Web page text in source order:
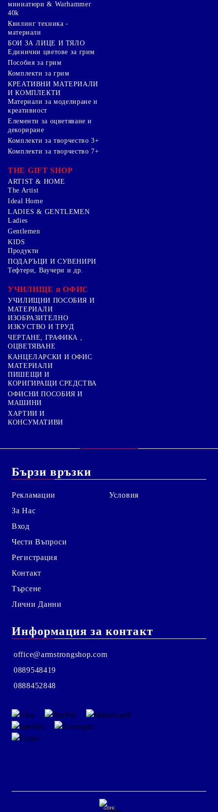
миниатюри & Warhammer
40k
Квилинг техника -
материали
БОИ ЗА ЛИЦЕ И ТЯЛО
Единични цветове за грим
Пособия за грим
Комплекти за грим
КРЕАТИВНИ МАТЕРИАЛИ
И КОМПЛЕКТИ
Mатериали за моделиране и
креативност
Елементи за оцветяване и
декориране
Комплекти за творчество 3+
Комплекти за творчество 7+
THE GIFT SHOP
ARTIST & HOME
The Artist
Ideal Home
LADIES & GENTLEMEN
Ladies
Gentlemen
KIDS
Продукти
ПОДАРЪЦИ И СУВЕНИРИ
Тефтери, Ваучери и др.
УЧИЛИЩЕ и ОФИС
УЧИЛИЩНИ ПОСОБИЯ И
МАТЕРИАЛИ
ИЗОБРАЗИТЕЛНО
ИЗКУСТВО И ТРУД
ЧЕРТАНЕ, ГРАФИКА ,
ОЦВЕТЯВАНЕ
КАНЦЕЛАРСКИ И ОФИС
МАТЕРИАЛИ
ПИШЕЩИ И
КОРИГИРАЩИ СРЕДСТВА
ОФИСНИ ПОСОБИЯ И
МАШИНИ
ХАРТИИ И
КОНСУМАТИВИ
Бързи връзки
Рекламации
За Нас
Вход
Чести Въпроси
Регистрация
Контакт
Търсене
Лични Данни
Условия
Информация за контакт
office@armstrongshop.com
0889548419
0888452848
GDPR